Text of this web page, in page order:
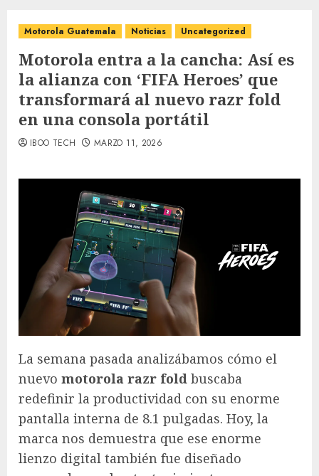
Motorola Guatemala Noticias Uncategorized
Motorola entra a la cancha: Así es
la alianza con ‘FIFA Heroes’ que
transformará al nuevo razr fold
en una consola portátil
IBOO TECH MARZO 11, 2026
La semana pasada analizábamos cómo el
nuevo motorola razr fold buscaba
redefinir la productividad con su enorme
pantalla interna de 8.1 pulgadas. Hoy, la
marca nos demuestra que ese enorme
lienzo digital también fue diseñado